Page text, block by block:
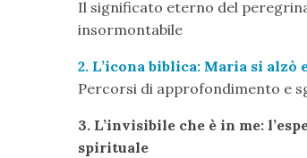
Il significato eterno del
insormontabile
2. L’icona biblica: Maria si alzò
Percorsi di approfondimento e
3. L’invisibile che è in me:
spirituale